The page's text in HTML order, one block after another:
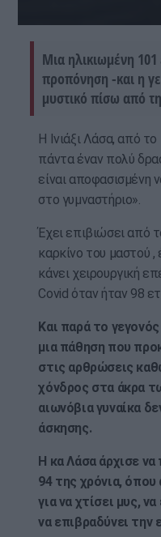
Μια ηλικιωμένη 101
προπόνηση -και η
μυστικό πίσω από
Η Ινιάξι Λάσα, από
πάντα έναν πολύ
είναι αποφασισμένη
στο γυμναστήριο».
Έχει επιβιώσει από
καρκίνο του μαστού ,
κάνει χειρουργική
Covid όταν ήταν 98
Και παρά το
μια πάθηση που
στις αρθρώσεις
χόνδρος στα άκρα
αιωνόβια γυναίκα
άσκησης.
Η κα Λάσα άρχισε να
94 της χρόνια, όπου
για να χτίσει μυς,
να επιβραδύνει την